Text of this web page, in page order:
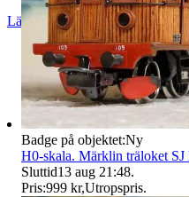
Läs omdömen Följ
Badge på objektet:Ny
H0-skala. Märklin träloket
Sluttid13 aug 21:48.
Pris:999 kr,Utropspris.